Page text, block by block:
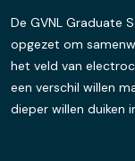
De GVNL Graduate
opgezet om
het veld van
een verschil willen
dieper willen duiken